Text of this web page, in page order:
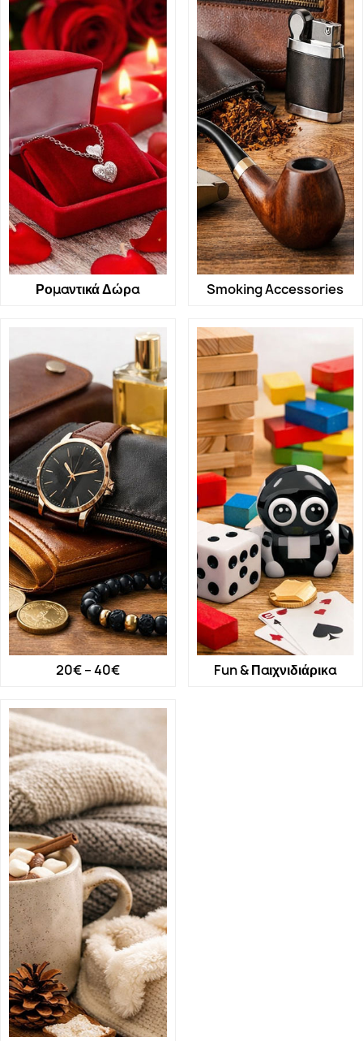
Ρομαντικά Δώρα Smoking Accessories
20€ – 40€ Fun & Παιχνιδιάρικα